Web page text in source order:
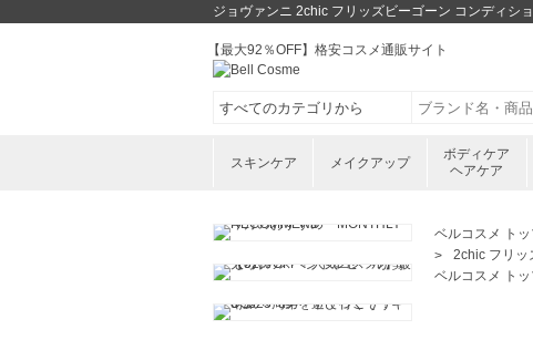
ジョヴァンニ 2chic フリッズビーゴーン コンディシ
【最大92％OFF】格安コスメ通販サイト
スキンケア メイクアップ
ボディケア
ヘアケア
ベルコスメ ト
2chic フリッ
ベルコスメ ト